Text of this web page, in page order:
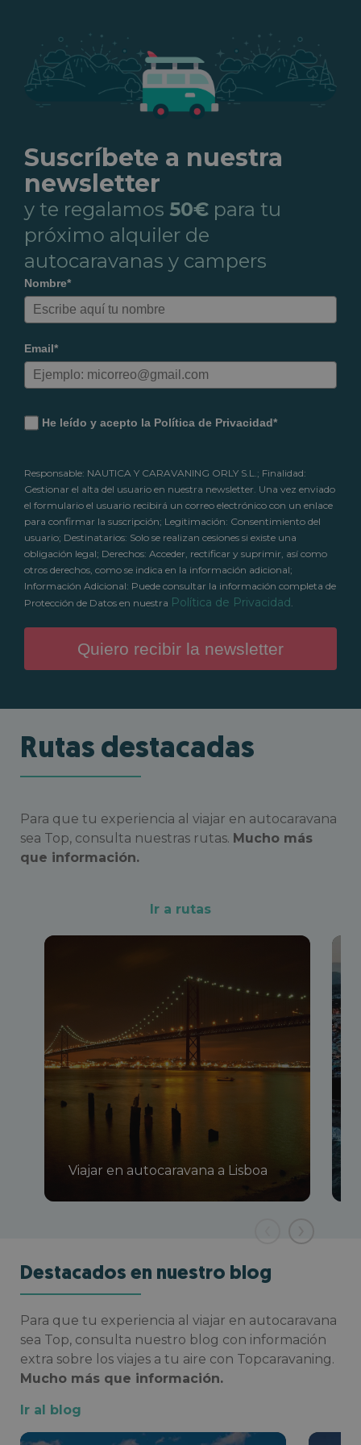
Suscríbete a nuestra
newsletter
y te regalamos 50€ para tu
próximo alquiler de
autocaravanas y campers
Nombre*
Email*
He leído y acepto la Política de Privacidad*
Responsable: NAUTICA Y CARAVANING ORLY S.L.; Finalidad:
Gestionar el alta del usuario en nuestra newsletter. Una vez enviado
el formulario el usuario recibirá un correo electrónico con un enlace
para confirmar la suscripción; Legitimación: Consentimiento del
usuario; Destinatarios: Solo se realizan cesiones si existe una
obligación legal; Derechos: Acceder, rectificar y suprimir, así como
otros derechos, como se indica en la información adicional;
Información Adicional: Puede consultar la información completa de
Protección de Datos en nuestra Política de Privacidad.
Quiero recibir la newsletter
Rutas destacadas
Para que tu experiencia al viajar en autocaravana
sea Top, consulta nuestras rutas. Mucho más
que información.
Ir a rutas
Viajar en autocaravana a Lisboa
Destacados en nuestro blog
Para que tu experiencia al viajar en autocaravana
sea Top, consulta nuestro blog con información
extra sobre los viajes a tu aire con Topcaravaning.
Mucho más que información.
Ir al blog